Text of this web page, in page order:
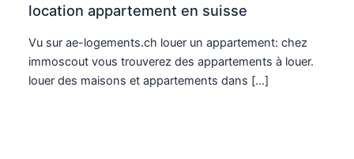
location appartement en suisse
Vu sur ae-logements.ch louer un appartement: chez
immoscout vous trouverez des appartements à louer.
louer des maisons et appartements dans […]